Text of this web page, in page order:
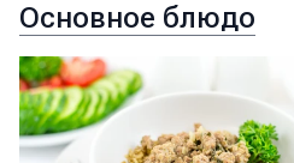
Основное блюдо